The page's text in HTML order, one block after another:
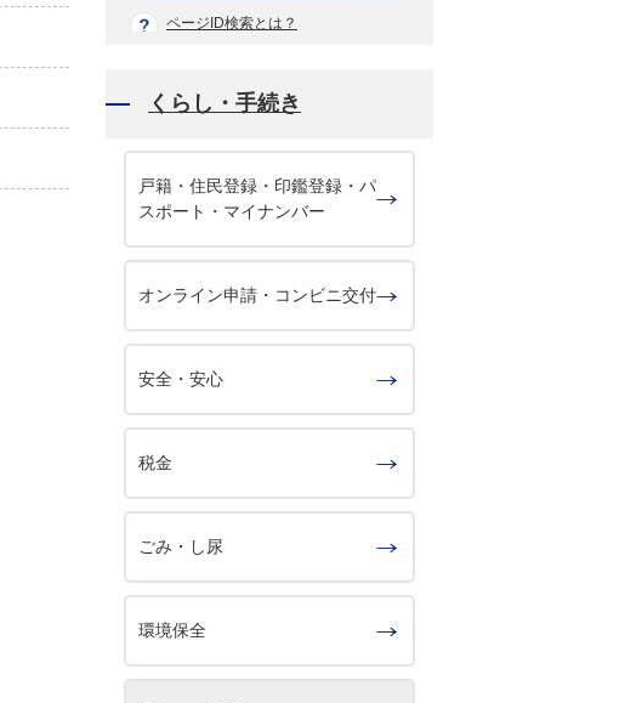
ページID検索とは？
くらし・手続き
戸籍・住民登録・印鑑登録・パ
スポート・マイナンバー
オンライン申請・コンビニ交付
安全・安心
税金
ごみ・し尿
環境保全